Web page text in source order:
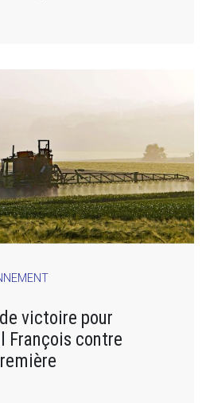
victoire pour
François contre